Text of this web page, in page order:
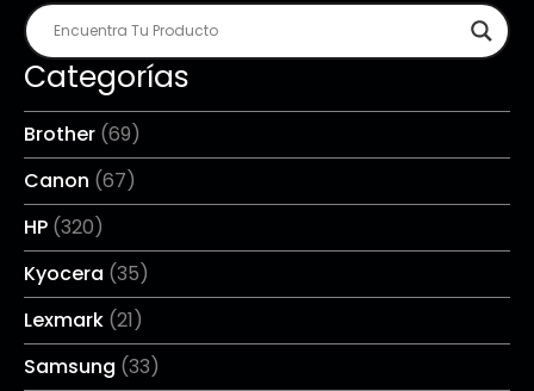
Categorías
Brother (69)
Canon (67)
HP (320)
Kyocera (35)
Lexmark (21)
Samsung (33)